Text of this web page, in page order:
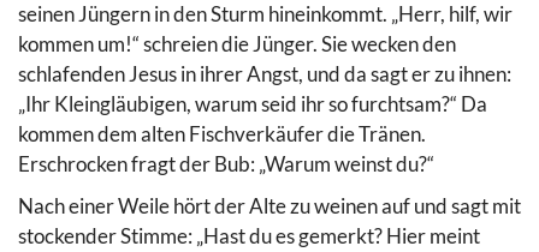
seinen Jüngern in den Sturm hineinkommt. „Herr, hilf, wir
kommen um!“ schreien die Jünger. Sie wecken den
schlafenden Jesus in ihrer Angst, und da sagt er zu ihnen:
„Ihr Kleingläubigen, warum seid ihr so furchtsam?“ Da
kommen dem alten Fischverkäufer die Tränen.
Erschrocken fragt der Bub: „Warum weinst du?“
Nach einer Weile hört der Alte zu weinen auf und sagt mit
stockender Stimme: „Hast du es gemerkt? Hier meint